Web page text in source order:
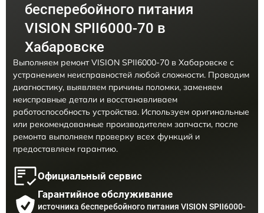
бесперебойного питания
VISION SPII6000-70 в
Хабаровске
Выполняем ремонт VISION SPII6000-70 в Хабаровске с
устранением неисправностей любой сложности. Проводим
диагностику, выявляем причины поломки, заменяем
неисправные детали и восстанавливаем
работоспособность устройства. Используем оригинальные
или рекомендованные производителем запчасти, после
ремонта выполняем проверку всех функций и
предоставляем гарантию.
Официальный сервис
Гарантийное обслуживание
источника бесперебойного питания VISION SPII6000-